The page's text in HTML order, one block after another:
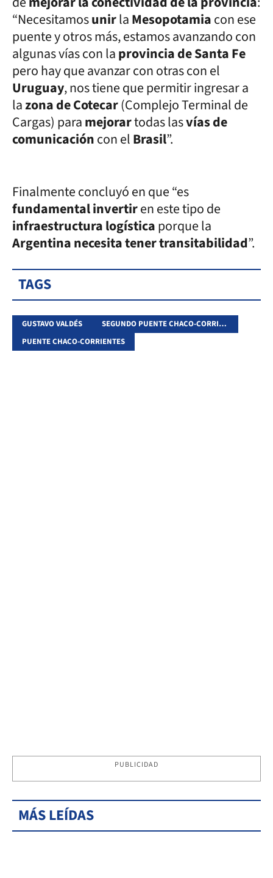
“NecesitamosunirlaMesopotamiacon ese
puente y otros más, estamos avanzando con
algunas vías con laprovincia de Santa Fe
pero hay que avanzar con otras con el
Uruguay, nos tiene que permitir ingresar a
lazona de Cotecar(Complejo Terminal de
Cargas) paramejorartodas lasvías de
comunicacióncon elBrasil”.
Finalmente concluyó en que “es
fundamental invertiren este tipo de
infraestructura logísticaporque la
Argentina necesita tener transitabilidad”.
TAGS
GUSTAVO VALDÉS
SEGUNDO PUENTE CHACO-CORRIENTES
PUENTE CHACO-CORRIENTES
PUBLICIDAD
MÁS LEÍDAS